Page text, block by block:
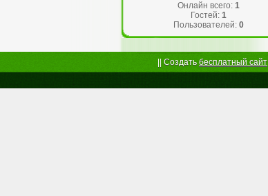
Онлайн всего: 1
Гостей: 1
Пользователей: 0
Создать бесплатный сайт